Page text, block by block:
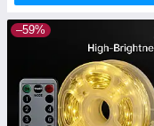
–59%